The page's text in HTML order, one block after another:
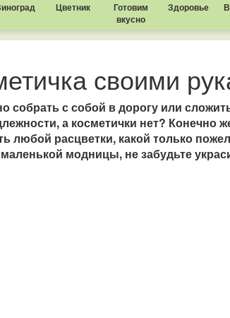
Цветник
Готовим
вкусно
Здоровье
своими
собрать с собой в дорогу или
а косметички нет? Конечно
любой расцветки, какой только
модницы, не забудьте